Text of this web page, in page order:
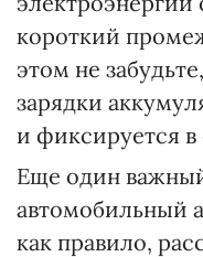
короткий
этом не
зарядки
и фиксируется в
Еще один
автомобильный
как правило,